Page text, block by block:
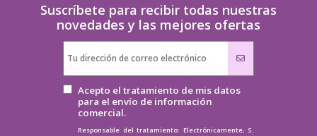
Suscríbete para recibir todas nuestras
novedades y las mejores ofertas
Acepto el tratamiento de mis datos
para el envío de información
comercial.
Responsable del tratamiento: Electrónicamente, S.